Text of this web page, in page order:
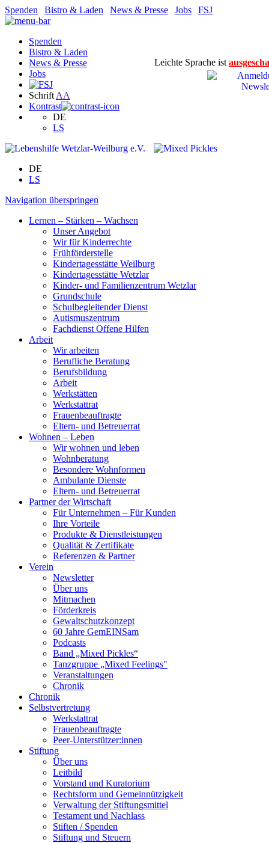
Spenden Bistro & Laden News & Presse Jobs FSJ
Spenden
Bistro & Laden
News & Presse
Jobs
Schrift AA
Kontrast
DE
LS
Leichte Sprache ist
DE
LS
Navigation überspringen
Lernen – Stärken – Wachsen
Unser Angebot
Wir für Kinderrechte
Frühförderstelle
Kindertagesstätte Weilburg
Kindertagesstätte Wetzlar
Kinder- und Familienzentrum Wetzlar
Grundschule
Schulbegleitender Dienst
Autismuszentrum
Fachdienst Offene Hilfen
Arbeit
Wir arbeiten
Berufliche Beratung
Berufsbildung
Arbeit
Werkstätten
Werkstattrat
Frauenbeauftragte
Eltern- und Betreuerrat
Wohnen – Leben
Wir wohnen und leben
Wohnberatung
Besondere Wohnformen
Ambulante Dienste
Eltern- und Betreuerrat
Partner der Wirtschaft
Für Unternehmen – Für Kunden
Ihre Vorteile
Produkte & Dienstleistungen
Qualität & Zertifikate
Referenzen & Partner
Verein
Newsletter
Über uns
Mitmachen
Förderkreis
Gewaltschutzkonzept
60 Jahre GemEINSam
Podcasts
Band „Mixed Pickles“
Tanzgruppe „Mixed Feelings"
Veranstaltungen
Chronik
Chronik
Selbstvertretung
Werkstattrat
Frauenbeauftragte
Peer-Unterstützer:innen
Stiftung
Über uns
Leitbild
Vorstand und Kuratorium
Rechtsform und Gemeinnützigkeit
Verwaltung der Stiftungsmittel
Testament und Nachlass
Stiften / Spenden
Stiftung und Steuern